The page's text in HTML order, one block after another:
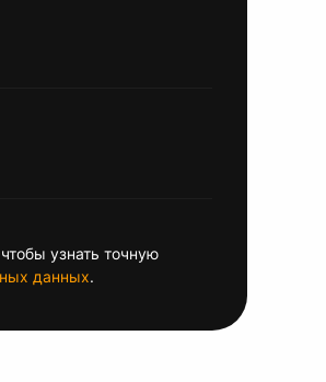
узнать точную
данных.